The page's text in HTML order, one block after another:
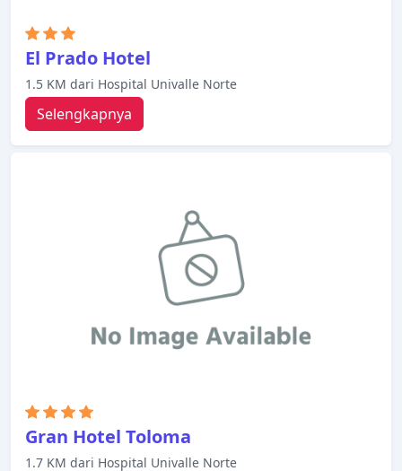
El Prado Hotel
1.5 KM dari Hospital Univalle Norte
Selengkapnya
Gran Hotel Toloma
1.7 KM dari Hospital Univalle Norte